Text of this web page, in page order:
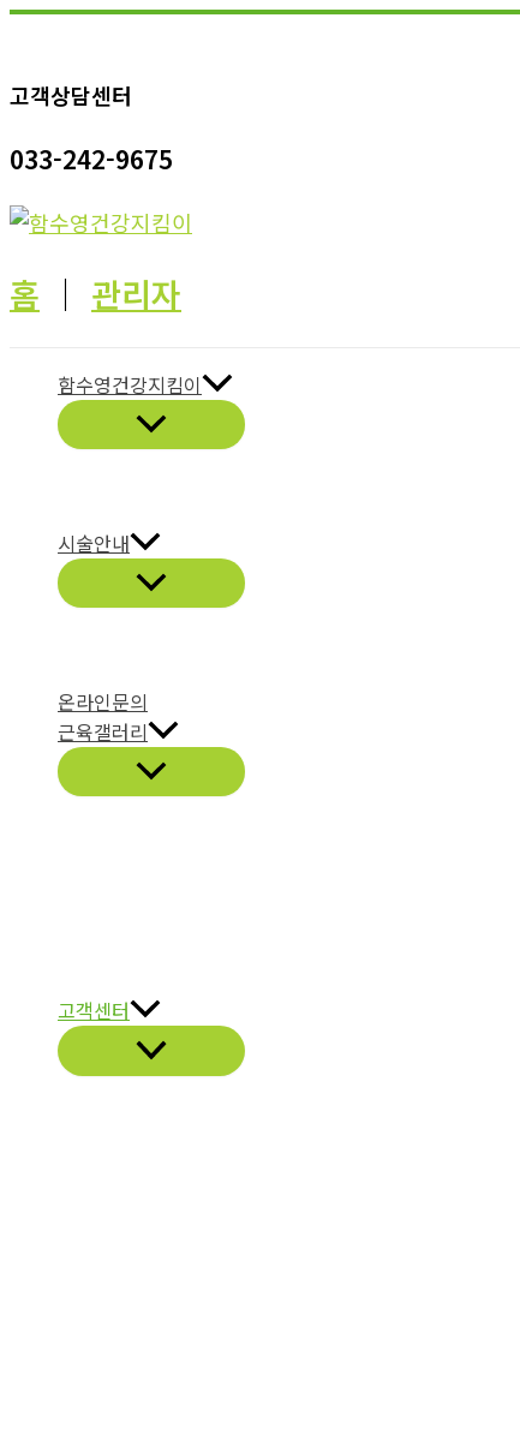
콘
츠
건
너
뛰
고객상담센터
033-242-9675
홈 │ 관리자
함수영건강지킴이
시술안내
온라인문의
근육갤러리
고객센터